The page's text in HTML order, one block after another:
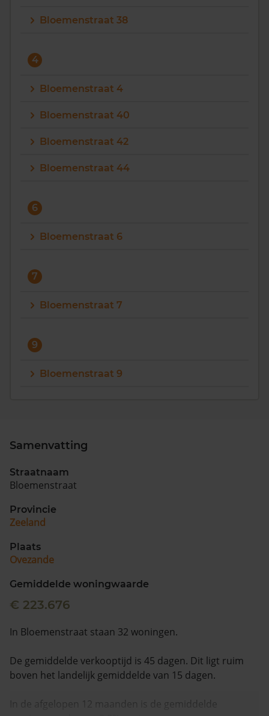
Bloemenstraat 38
4
Bloemenstraat 4
Bloemenstraat 40
Bloemenstraat 42
Bloemenstraat 44
6
Bloemenstraat 6
7
Bloemenstraat 7
9
Bloemenstraat 9
Samenvatting
Straatnaam
Bloemenstraat
Provincie
Zeeland
Plaats
Ovezande
Gemiddelde woningwaarde
€ 223.676
In Bloemenstraat staan 32 woningen.
De gemiddelde verkooptijd is 45 dagen. Dit ligt ruim
boven het landelijk gemiddelde van 15 dagen.
In de afgelopen 12 maanden is de gemiddelde